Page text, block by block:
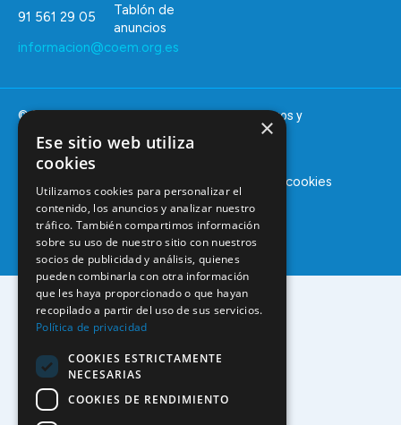
91 561 29 05
informacion@coem.org.es
Tablón de
anuncios
© 2025 – COEM – Colegio Oficial de Odontólogos y
Estomatólogos de la I región
Política de cookies
×
Ese sitio web utiliza
cookies
Utilizamos cookies para personalizar el
contenido, los anuncios y analizar nuestro
tráfico. También compartimos información
sobre su uso de nuestro sitio con nuestros
socios de publicidad y análisis, quienes
pueden combinarla con otra información
que les haya proporcionado o que hayan
recopilado a partir del uso de sus servicios.
Política de privacidad
COOKIES ESTRICTAMENTE
NECESARIAS
COOKIES DE RENDIMIENTO